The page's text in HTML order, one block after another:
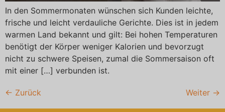
In den Sommermonaten wünschen sich Kunden leichte,
frische und leicht verdauliche Gerichte. Dies ist in jedem
warmen Land bekannt und gilt: Bei hohen Temperaturen
benötigt der Körper weniger Kalorien und bevorzugt
nicht zu schwere Speisen, zumal die Sommersaison oft
mit einer […] verbunden ist.
← Zurück Weiter →